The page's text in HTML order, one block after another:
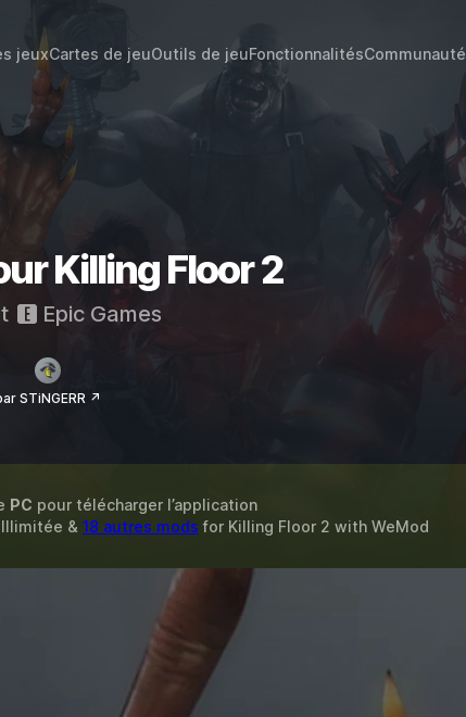
jeuxCartes de jeuOutils de jeuFonctionnalitésCommunauté
Killing Floor 2
Epic Games
STiNGERR ↗
PC pour télécharger l’application
& 18 autres mods for Killing Floor 2 with WeMod